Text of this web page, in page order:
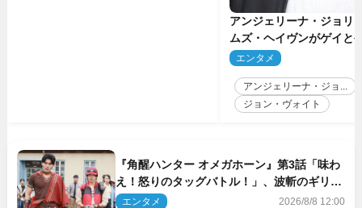
アンジェリーナ・ジョリ
ムズ・ヘイヴンがゲイ
生配信で明らかに
エンタメ
アンジェリーナ・ジョ...
ジョン・ヴォイト
『角醒ハンター オメガホーン』第3話「味わ
え！怒りのタッグバトル！」、波斬のギリコ
がハンターバトルを挑んできた！
エンタメ 2026/8/8 12:00